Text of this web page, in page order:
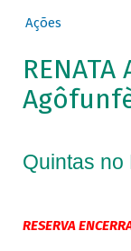
Ações
RENATA
Quintas no
RESERVA